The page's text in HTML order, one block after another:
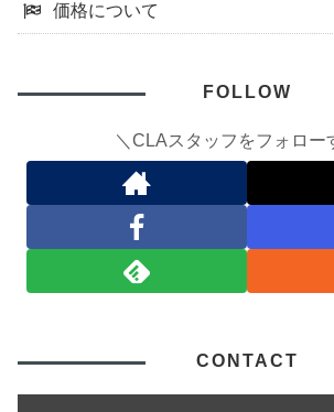
価格について
FOLLOW
＼CLAスタッフをフォロー
CONTACT